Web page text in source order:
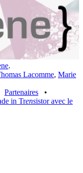
.
Lacomme, Marie
Partenaires
•
in Trensistor avec le